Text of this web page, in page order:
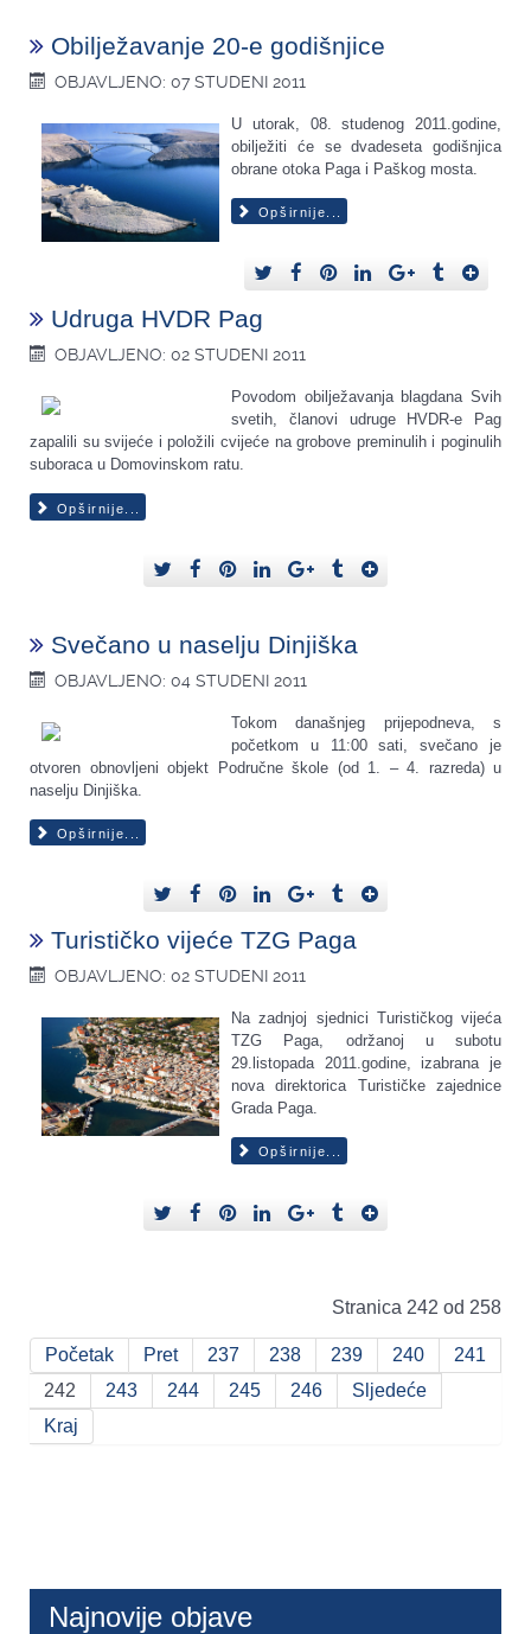
Obilježavanje 20-e godišnjice
OBJAVLJENO: 07 STUDENI 2011
U utorak, 08. studenog 2011.godine,
obilježiti će se dvadeseta godišnjica
obrane otoka Paga i Paškog mosta.
Opširnije...
Udruga HVDR Pag
OBJAVLJENO: 02 STUDENI 2011
Povodom obilježavanja blagdana Svih
svetih, članovi udruge HVDR-e Pag
zapalili su svijeće i položili cvijeće na grobove preminulih i poginulih
suboraca u Domovinskom ratu.
Opširnije...
Svečano u naselju Dinjiška
OBJAVLJENO: 04 STUDENI 2011
Tokom današnjeg prijepodneva, s
početkom u 11:00 sati, svečano je
otvoren obnovljeni objekt Područne škole (od 1. – 4. razreda) u
naselju Dinjiška.
Opširnije...
Turističko vijeće TZG Paga
OBJAVLJENO: 02 STUDENI 2011
Na zadnjoj sjednici Turističkog vijeća
TZG Paga, održanoj u subotu
29.listopada 2011.godine, izabrana je
nova direktorica Turističke zajednice
Grada Paga.
Opširnije...
Stranica 242 od 258
Početak Pret 237 238 239 240
241
242
243 244 245 246
Sljedeće
Kraj
Najnovije objave